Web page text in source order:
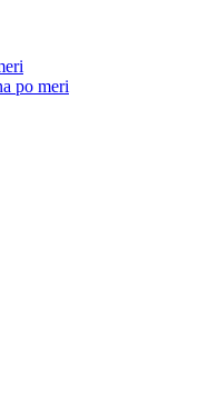
po meri